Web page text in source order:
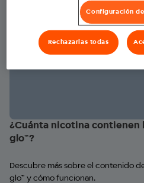
¿Cuánta nicotina contienen
glo™?
Descubre más sobre el contenido
glo™ y cómo funcionan.
Configuración
Rechazarlas todas